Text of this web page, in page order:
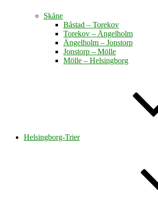
Skåne
Båstad – Torekov
Torekov – Ängelholm
Ängelholm – Jonstorp
Jonstorp – Mölle
Mölle – Helsingborg
Helsingborg-Trier